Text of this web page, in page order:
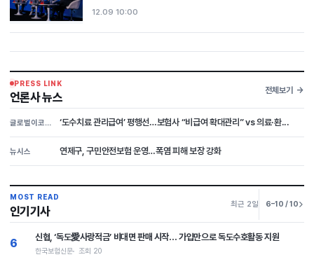
12.09 10:00
PRESS LINK
언론사 뉴스
전체보기
글로벌이코노믹 ‘도수치료 관리급여’ 평행선…보험사 “비급여 확대관리” vs 의료·환...
뉴시스 연제구, 구민안전보험 운영…폭염 피해 보장 강화
MOST READ
인기기사
최근 2일 6–10 / 10
6 신협, ‘독도愛사랑적금’ 비대면 판매 시작… 가입만으로 독도수호활동 지원
한국보험신문 조회 20